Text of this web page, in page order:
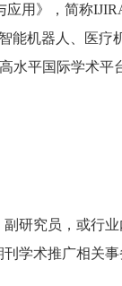
应用》，简称
能机器人、医
水平国际学术平
研究员，或行
学术推广相关事